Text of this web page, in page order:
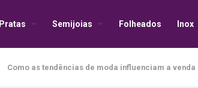
Pratas Semijoias Folheados Inox
Como as tendências de moda influenciam a